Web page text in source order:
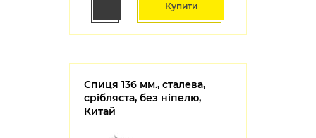
Купити
Спиця 136 мм., сталева,
срібляста, без ніпелю,
Китай